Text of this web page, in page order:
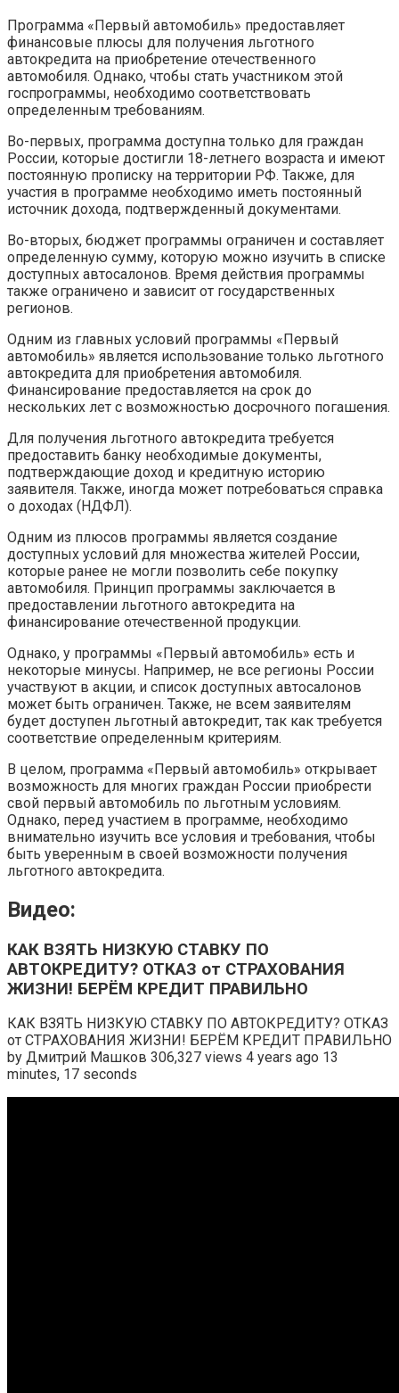
Программа «Первый автомобиль» предоставляет
финансовые плюсы для получения льготного
автокредита на приобретение отечественного
автомобиля. Однако, чтобы стать участником этой
госпрограммы, необходимо соответствовать
определенным требованиям.
Во-первых, программа доступна только для граждан
России, которые достигли 18-летнего возраста и имеют
постоянную прописку на территории РФ. Также, для
участия в программе необходимо иметь постоянный
источник дохода, подтвержденный документами.
Во-вторых, бюджет программы ограничен и составляет
определенную сумму, которую можно изучить в списке
доступных автосалонов. Время действия программы
также ограничено и зависит от государственных
регионов.
Одним из главных условий программы «Первый
автомобиль» является использование только льготного
автокредита для приобретения автомобиля.
Финансирование предоставляется на срок до
нескольких лет с возможностью досрочного погашения.
Для получения льготного автокредита требуется
предоставить банку необходимые документы,
подтверждающие доход и кредитную историю
заявителя. Также, иногда может потребоваться справка
о доходах (НДФЛ).
Одним из плюсов программы является создание
доступных условий для множества жителей России,
которые ранее не могли позволить себе покупку
автомобиля. Принцип программы заключается в
предоставлении льготного автокредита на
финансирование отечественной продукции.
Однако, у программы «Первый автомобиль» есть и
некоторые минусы. Например, не все регионы России
участвуют в акции, и список доступных автосалонов
может быть ограничен. Также, не всем заявителям
будет доступен льготный автокредит, так как требуется
соответствие определенным критериям.
В целом, программа «Первый автомобиль» открывает
возможность для многих граждан России приобрести
свой первый автомобиль по льготным условиям.
Однако, перед участием в программе, необходимо
внимательно изучить все условия и требования, чтобы
быть уверенным в своей возможности получения
льготного автокредита.
Видео:
КАК ВЗЯТЬ НИЗКУЮ СТАВКУ ПО
АВТОКРЕДИТУ? ОТКАЗ от СТРАХОВАНИЯ
ЖИЗНИ! БЕРЁМ КРЕДИТ ПРАВИЛЬНО
КАК ВЗЯТЬ НИЗКУЮ СТАВКУ ПО АВТОКРЕДИТУ? ОТКАЗ
от СТРАХОВАНИЯ ЖИЗНИ! БЕРЁМ КРЕДИТ ПРАВИЛЬНО
by Дмитрий Машков 306,327 views 4 years ago 13
minutes, 17 seconds